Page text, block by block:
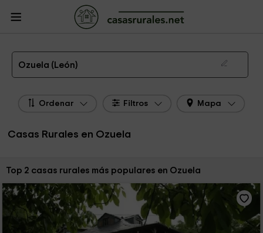
Casas Rurales
Rurales León
Casas Rurales Ozuela
Las 2 mejores casas rurales en Ozuela de 2026
Ozuela (León)
Ordenar Filtros Mapa
Casas Rurales en Ozuela
Ordenar por:
Top 2 casas rurales más populares en Ozuela